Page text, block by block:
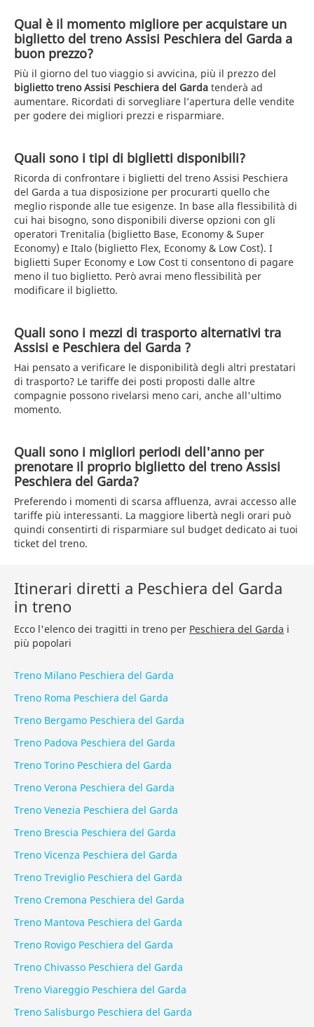
Qual è il momento migliore per acquistare un
biglietto del treno Assisi Peschiera del Garda a
buon prezzo?
Più il giorno del tuo viaggio si avvicina, più il prezzo del
biglietto treno Assisi Peschiera del Garda tenderà ad
aumentare. Ricordati di sorvegliare l’apertura delle vendite
per godere dei migliori prezzi e risparmiare.
Quali sono i tipi di biglietti disponibili?
Ricorda di confrontare i biglietti del treno Assisi Peschiera
del Garda a tua disposizione per procurarti quello che
meglio risponde alle tue esigenze. In base alla flessibilità di
cui hai bisogno, sono disponibili diverse opzioni con gli
operatori Trenitalia (biglietto Base, Economy & Super
Economy) e Italo (biglietto Flex, Economy & Low Cost). I
biglietti Super Economy e Low Cost ti consentono di pagare
meno il tuo biglietto. Però avrai meno flessibilità per
modificare il biglietto.
Quali sono i mezzi di trasporto alternativi tra
Assisi e Peschiera del Garda ?
Hai pensato a verificare le disponibilità degli altri prestatari
di trasporto? Le tariffe dei posti proposti dalle altre
compagnie possono rivelarsi meno cari, anche all'ultimo
momento.
Quali sono i migliori periodi dell'anno per
prenotare il proprio biglietto del treno Assisi
Peschiera del Garda?
Preferendo i momenti di scarsa affluenza, avrai accesso alle
tariffe più interessanti. La maggiore libertà negli orari può
quindi consentirti di risparmiare sul budget dedicato ai tuoi
ticket del treno.
Itinerari diretti a Peschiera del Garda
in treno
Ecco l'elenco dei tragitti in treno per Peschiera del Garda i
più popolari
Treno Milano Peschiera del Garda
Treno Roma Peschiera del Garda
Treno Bergamo Peschiera del Garda
Treno Padova Peschiera del Garda
Treno Torino Peschiera del Garda
Treno Verona Peschiera del Garda
Treno Venezia Peschiera del Garda
Treno Brescia Peschiera del Garda
Treno Vicenza Peschiera del Garda
Treno Treviglio Peschiera del Garda
Treno Cremona Peschiera del Garda
Treno Mantova Peschiera del Garda
Treno Rovigo Peschiera del Garda
Treno Chivasso Peschiera del Garda
Treno Viareggio Peschiera del Garda
Treno Salisburgo Peschiera del Garda